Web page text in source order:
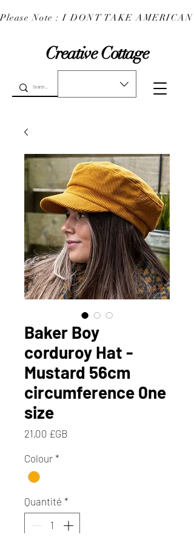
Creative Cottage
Please Note : I DONT TAKE
Baker Boy
corduroy Hat -
Mustard 56cm
circumference 0ne
size
21,00 £GB
Colour *
Quantité *